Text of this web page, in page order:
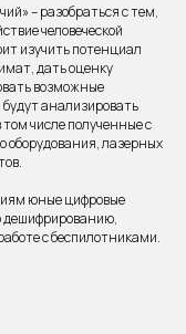
– разобраться с тем,
человеческой
изучить потенциал
дать оценку
возможные
анализировать
числе полученные с
оборудования, лазерных
юные цифровые
дешифрированию,
с беспилотниками.